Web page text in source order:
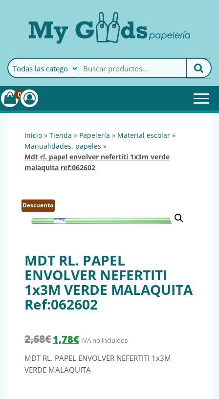
MyGoods · PapeleríaMy Goods es tu papelería
online de confianza. Podrás
encontrar todo lo necesario
0
inicio » tienda » papelería » material escolar »
manualidades. papeles »
mdt rl. papel envolver nefertiti 1x3m verde
malaquita ref:062602
Descuento
MDT RL. PAPEL
ENVOLVER NEFERTITI
1x3M VERDE MALAQUITA
Ref:062602
2,68€ El precio original era: 2,68€.
1,78€El precio actual es: 1,78€.
IVA no incluidos
MDT RL. PAPEL ENVOLVER NEFERTITI 1x3M
VERDE MALAQUITA